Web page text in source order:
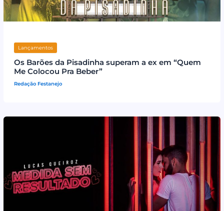
Lançamentos
Os Barões da Pisadinha superam a ex em “Quem
Me Colocou Pra Beber”
Redação Festanejo